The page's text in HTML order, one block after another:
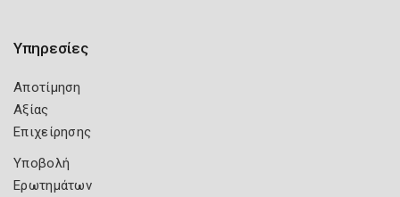
Υπηρεσίες
Αποτίμηση
Αξίας
Επιχείρησης
Υποβολή
Ερωτημάτων